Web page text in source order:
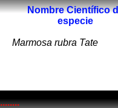
Nombre Científico
especie
Marmosa rubra Tate